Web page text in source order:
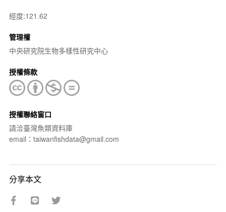
經度:121.62
管理權
中央研究院生物多樣性研究中心
授權條款
授權聯絡窗口
請洽臺灣魚類資料庫
email：taiwanfishdata@gmail.com
分享本文